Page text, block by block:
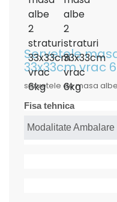
Servetele
33x33cm vrac
servetele de masa
Fisa tehnica
Modalitate Ambalare